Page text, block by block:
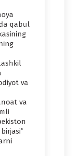
qabul
va
va